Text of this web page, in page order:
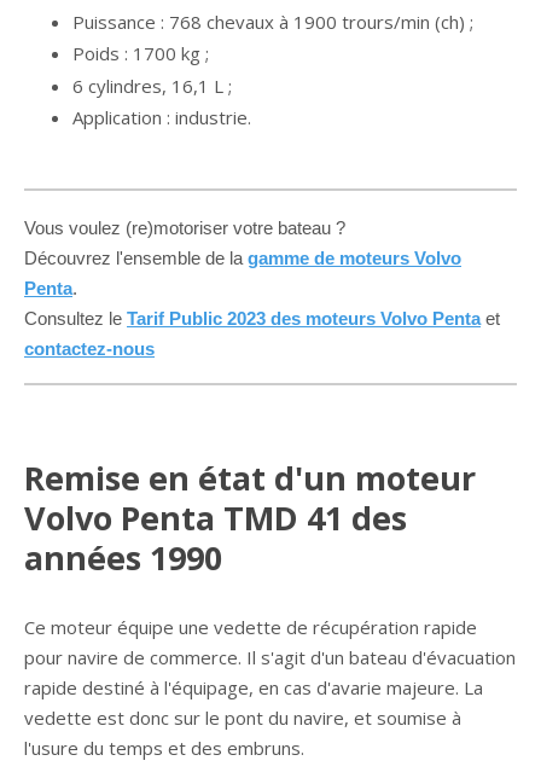
Puissance : 768 chevaux à 1900 trours/min (ch) ;
Poids : 1700 kg ;
6 cylindres, 16,1 L ;
Application : industrie.
Vous voulez (re)motoriser votre bateau ?
Découvrez l'ensemble de la gamme de moteurs Volvo
Penta.
Consultez le Tarif Public 2023 des moteurs Volvo Penta et
contactez-nous
Remise en état d'un moteur
Volvo Penta TMD 41 des
années 1990
Ce moteur équipe une vedette de récupération rapide
pour navire de commerce. Il s'agit d'un bateau d'évacuation
rapide destiné à l'équipage, en cas d'avarie majeure. La
vedette est donc sur le pont du navire, et soumise à
l'usure du temps et des embruns.